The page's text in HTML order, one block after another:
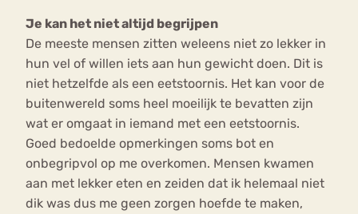
Je kan het niet altijd begrijpen
De meeste mensen zitten weleens niet zo lekker in
hun vel of willen iets aan hun gewicht doen. Dit is
niet hetzelfde als een eetstoornis. Het kan voor de
buitenwereld soms heel moeilijk te bevatten zijn
wat er omgaat in iemand met een eetstoornis.
Goed bedoelde opmerkingen soms bot en
onbegripvol op me overkomen. Mensen kwamen
aan met lekker eten en zeiden dat ik helemaal niet
dik was dus me geen zorgen hoefde te maken,